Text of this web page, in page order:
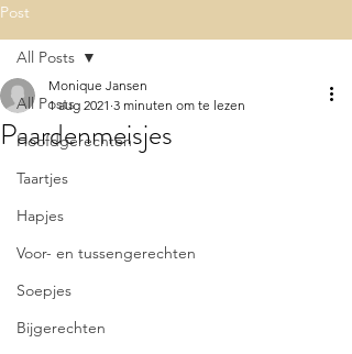
Post
All Posts
Hoofdgerechten
Taartjes
Hapjes
Voor- en tussengerechten
Soepjes
Bijgerechten
All Posts
Paardenmeisjes
Monique Jansen
1 aug 2021 3 minuten om te lezen